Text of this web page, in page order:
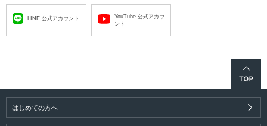
LINE 公式アカウント
YouTube 公式アカウ
ント
はじめての方へ